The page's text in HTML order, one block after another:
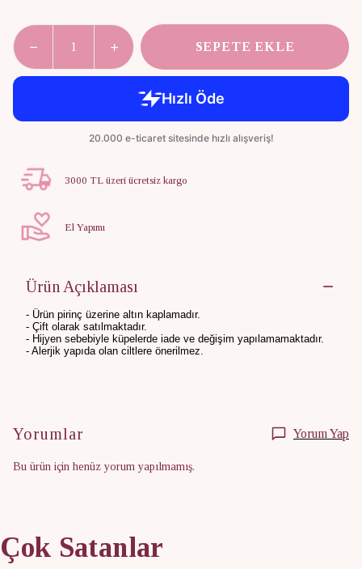
SEPETE EKLE
3000 TL üzeri ücretsiz kargo
El Yapımı
Ürün Açıklaması
- Ürün pirinç üzerine altın kaplamadır.
- Çift olarak satılmaktadır.
- Hijyen sebebiyle küpelerde iade ve değişim yapılamamaktadır.
- Alerjik yapıda olan ciltlere önerilmez.
Yorumlar Yorum Yap
Bu ürün için henüz yorum yapılmamış.
Çok Satanlar